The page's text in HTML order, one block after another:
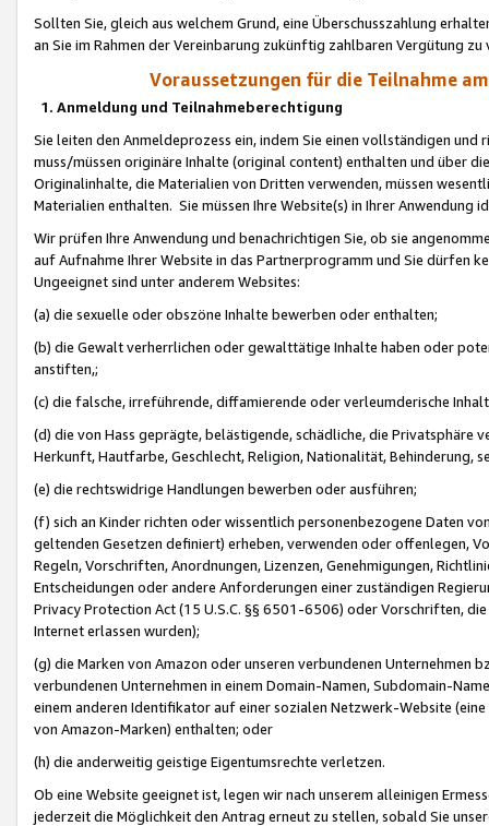
Sollten Sie, gleich aus welchem Grund, eine Überschusszahlung
an Sie im Rahmen der Vereinbarung zukünftig zahlbaren Vergütung zu
Voraussetzungen für die Teilnahme
1. Anmeldung und Teilnahmeberechtigung
Sie leiten den Anmeldeprozess ein, indem Sie einen vollständigen
muss/müssen originäre Inhalte (original content) enthalten und über
Originalinhalte, die Materialien von Dritten verwenden, müssen
Materialien enthalten. Sie müssen Ihre Website(s) in Ihrer Anwendung
Wir prüfen Ihre Anwendung und benachrichtigen Sie, ob sie
auf Aufnahme Ihrer Website in das Partnerprogramm und Sie dürfen
Ungeeignet sind unter anderem Websites:
(a) die sexuelle oder obszöne Inhalte bewerben oder enthalten;
(b) die Gewalt verherrlichen oder gewalttätige Inhalte haben oder
anstiften,;
(c) die falsche, irreführende, diffamierende oder verleumderische
(d) die von Hass geprägte, belästigende, schädliche, die Privatsphäre
Herkunft, Hautfarbe, Geschlecht, Religion, Nationalität, Behinderung,
(e) die rechtswidrige Handlungen bewerben oder ausführen;
(f) sich an Kinder richten oder wissentlich personenbezogene Daten
geltenden Gesetzen definiert) erheben, verwenden oder offenlegen,
Regeln, Vorschriften, Anordnungen, Lizenzen, Genehmigungen,
Entscheidungen oder andere Anforderungen einer zuständigen
Privacy Protection Act (15 U.S.C. §§ 6501-6506) oder Vorschriften,
Internet erlassen wurden);
(g) die Marken von Amazon oder unseren verbundenen Unternehmen
verbundenen Unternehmen in einem Domain-Namen, Subdomain-
einem anderen Identifikator auf einer sozialen Netzwerk-Website
von Amazon-Marken) enthalten; oder
(h) die anderweitig geistige Eigentumsrechte verletzen.
Ob eine Website geeignet ist, legen wir nach unserem alleinigen
jederzeit die Möglichkeit den Antrag erneut zu stellen, sobald Sie